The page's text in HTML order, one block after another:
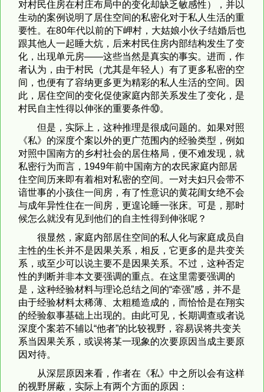
对村民住房在村庄布局中的变化却缺乏敏感性），并以
生动的案例说明了居住空间的私密化对于私人生活的重
要性。在80年代以前的下岬村，大姑娘小伙子结婚后也
跟其他人一起睡大炕，后来村民住房内部结构发生了变
化，出现单元房——这些当然是真实的事实。进而，作
者认为，由于村民（尤其是年轻人）有了更多私密的空
间，也便有了容纳更多更为精彩的私人生活的空间。因
此，居住空间的变化促使家庭内部关系发生了变化，是
村民自主性得以伸张的重要条件⑩。
但是，实际上，这种推理是很成问题的。如果对照
《私》的深度个案以外的更广范围内的经验类型，例如
对照中国南方的乡村社会的居住格局，便不难发现，就
私密行为而言，1949年前中国南方的农民家庭内部居
住空间历来即有着相对私密的空间。一对夫妇只会带不
谙世事的小孩住一间房，有了性意识的黄花闺女绝不会
与成年异性住在一间房，更遑论睡一张床。可是，那时
候怎么就没有见到他们的自主性得到伸张呢？
很显然，家庭内部居住空间的私人化与家庭成员自
主性的生长并不是因果关系，相反，它更多的是共变关
系，或至少可以说主要不是因果关系。不过，这种否定
性的判断并非本文要强调的重点。在这里需要强调的
是，这种经验材料与理论总结之间的“牵强”感，并不是
由于经验材料太稀薄、太粗糙造成的，而恰恰是在翔实
的经验叙事基础上出现的。由此可见，长期调查或者说
深度个案若不辅以“他者”的比较视野，容易误将共变关
系当因果关系，或误将某一现象的次要原因当成主要原
因对待。
从深层原因来看，作者在《私》中之所以会有这样
的视野屏蔽，实际上有两个方面的原因：